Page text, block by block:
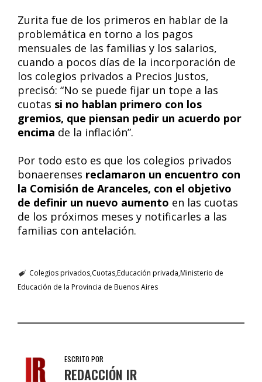
Zurita fue de los primeros en hablar de la
problemática en torno a los pagos
mensuales de las familias y los salarios,
cuando a pocos días de la incorporación de
los colegios privados a Precios Justos,
precisó: “No se puede fijar un tope a las
cuotas si no hablan primero con los
gremios, que piensan pedir un acuerdo por
encima de la inflación”.
Por todo esto es que los colegios privados
bonaerenses reclamaron un encuentro con
la Comisión de Aranceles, con el objetivo
de definir un nuevo aumento en las cuotas
de los próximos meses y notificarles a las
familias con antelación.
Colegios privadosCuotasEducación privada Ministerio de
Educación de la Provincia de Buenos Aires
ESCRITO POR
REDACCIÓN IR